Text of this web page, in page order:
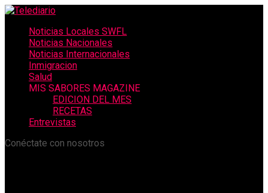
Noticias Locales SWFL
Noticias Nacionales
Noticias Internacionales
Inmigracion
Salud
MIS SABORES MAGAZINE
EDICION DEL MES
RECETAS
Entrevistas
Conéctate con nosotros